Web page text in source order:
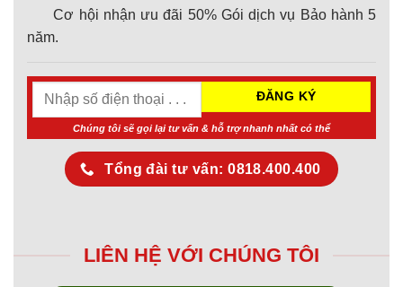
Cơ hội nhận ưu đãi 50% Gói dịch vụ Bảo hành 5
năm.
Chúng tôi sẽ gọi lại tư vấn & hỗ trợ nhanh nhất có thể
Tổng đài tư vấn: 0818.400.400
LIÊN HỆ VỚI CHÚNG TÔI